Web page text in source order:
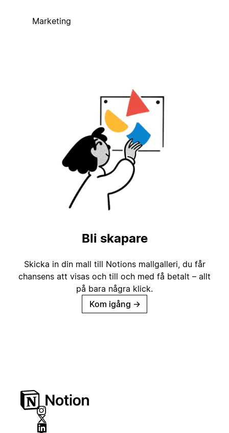
Marketing
Bli skapare
Skicka in din mall till Notions mallgalleri, du får
chansens att visas och till och med få betalt – allt
på bara några klick.
Kom igång →